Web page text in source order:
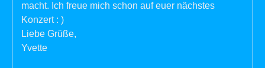
macht. Ich freue mich schon auf euer nächstes
Konzert : )
Liebe Grüße,
Yvette